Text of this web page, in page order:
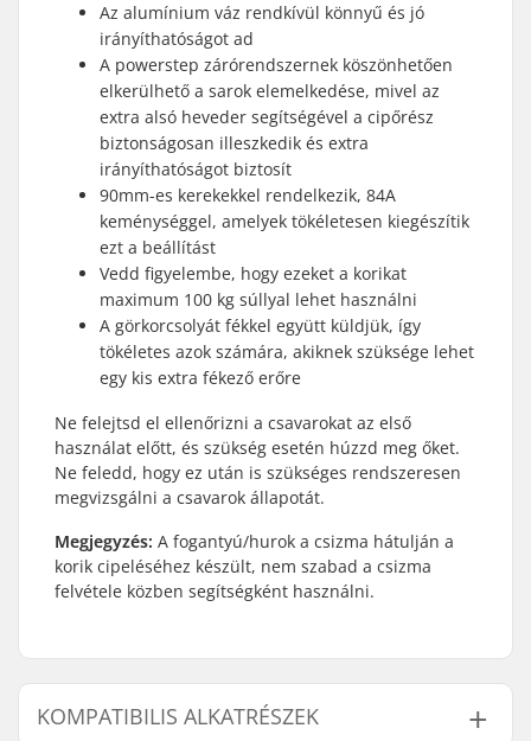
Az alumínium váz rendkívül könnyű és jó
irányíthatóságot ad
A powerstep zárórendszernek köszönhetően
elkerülhető a sarok elemelkedése, mivel az
extra alsó heveder segítségével a cipőrész
biztonságosan illeszkedik és extra
irányíthatóságot biztosít
90mm-es kerekekkel rendelkezik, 84A
keménységgel, amelyek tökéletesen kiegészítik
ezt a beállítást
Vedd figyelembe, hogy ezeket a korikat
maximum 100 kg súllyal lehet használni
A görkorcsolyát fékkel együtt küldjük, így
tökéletes azok számára, akiknek szüksége lehet
egy kis extra fékező erőre
Ne felejtsd el ellenőrizni a csavarokat az első
használat előtt, és szükség esetén húzzd meg őket.
Ne feledd, hogy ez után is szükséges rendszeresen
megvizsgálni a csavarok állapotát.
Megjegyzés: A fogantyú/hurok a csizma hátulján a
korik cipeléséhez készült, nem szabad a csizma
felvétele közben segítségként használni.
KOMPATIBILIS ALKATRÉSZEK